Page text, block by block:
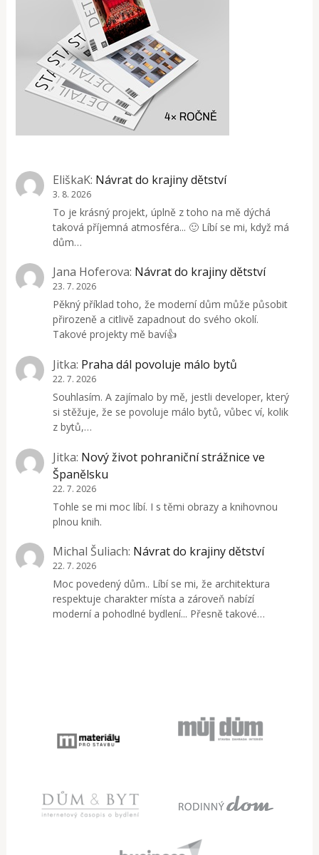
EliškaK: Návrat do krajiny dětství
3. 8. 2026
To je krásný projekt, úplně z toho na mě dýchá
taková příjemná atmosféra... 🙂 Líbí se mi, když má
dům…
Jana Hoferova: Návrat do krajiny dětství
23. 7. 2026
Pěkný příklad toho, že moderní dům může působit
přirozeně a citlivě zapadnout do svého okolí.
Takové projekty mě baví👍
Jitka: Praha dál povoluje málo bytů
22. 7. 2026
Souhlasím. A zajímalo by mě, jestli developer, který
si stěžuje, že se povoluje málo bytů, vůbec ví, kolik
z bytů,…
Jitka: Nový život pohraniční strážnice ve
Španělsku
22. 7. 2026
Tohle se mi moc líbí. I s těmi obrazy a knihovnou
plnou knih.
Michal Šuliach: Návrat do krajiny dětství
22. 7. 2026
Moc povedený dům.. Líbí se mi, že architektura
respektuje charakter místa a zároveň nabízí
moderní a pohodlné bydlení... Přesně takové…